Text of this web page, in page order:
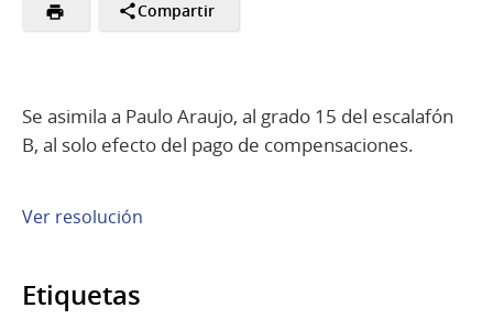
Compartir
Se asimila a Paulo Araujo, al grado 15 del escalafón
B, al solo efecto del pago de compensaciones.
Ver resolución
Etiquetas